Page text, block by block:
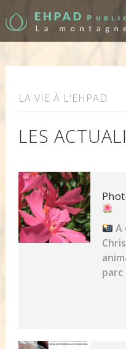
LA VIE À L'EHPAD
LES
A
parc